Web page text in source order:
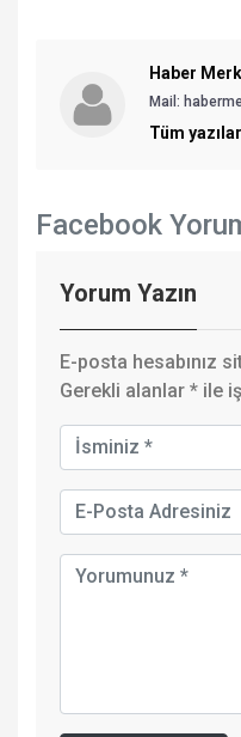
Haber
Mail:
Tüm
Facebook
Yorum Yazın
E-posta hesabınız
Gerekli alanlar * ile